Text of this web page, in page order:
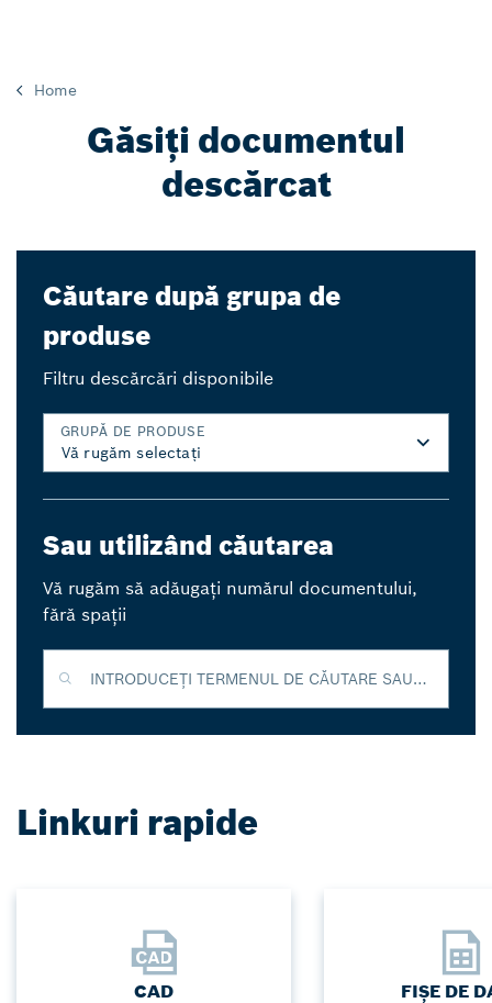
Home
Găsiți documentul
descărcat
Căutare după grupa de
produse
Filtru descărcări disponibile
GRUPĂ DE PRODUSE
Sau utilizând căutarea
Vă rugăm să adăugați numărul documentului,
fără spații
INTRODUCEȚI TERMENUL DE CĂUTARE SAU ID-UL DOCUMENTULUI
Linkuri rapide
CAD FIȘE DE